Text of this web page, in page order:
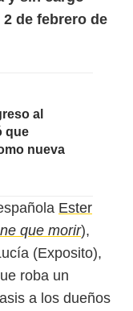
de febrero de
al
que
nueva
Ester
que morir),
(Exposito),
roba un
a los dueños